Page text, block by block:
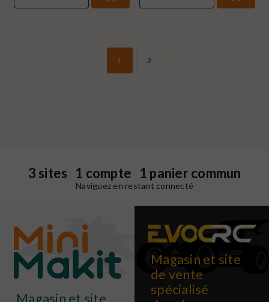
1 2
3 sites 1 compte 1 panier commun
Naviguez en restant connecté
Magasin et site
Magasin et site
de vente
spécialisé